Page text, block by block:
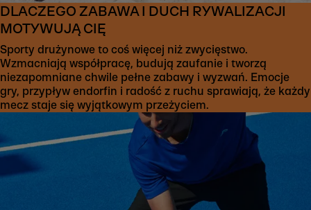
DLACZEGO ZABAWA I DUCH RYWALIZACJI
MOTYWUJĄ CIĘ
Sporty drużynowe to coś więcej niż zwycięstwo.
Wzmacniają współpracę, budują zaufanie i tworzą
niezapomniane chwile pełne zabawy i wyzwań. Emocje
gry, przypływ endorfin i radość z ruchu sprawiają, że każdy
mecz staje się wyjątkowym przeżyciem.